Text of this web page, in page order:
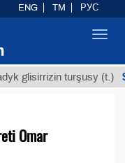
turşusy (t.)
Omar
ENG TM РУС